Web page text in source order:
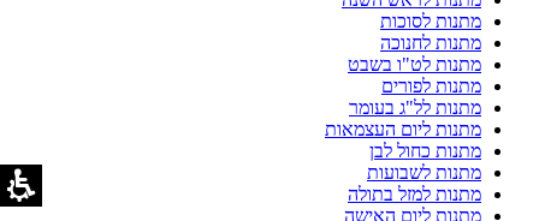
מתנות לסוכות
מתנות לחנוכה
מתנות לט"ו בשבט
מתנות לפורים
מתנות לל"ג בעומר
מתנות ליום העצמאות
מתנות כחול לבן
מתנות לשבועות
מתנות למזל בתולה
מתנות ליום האישה